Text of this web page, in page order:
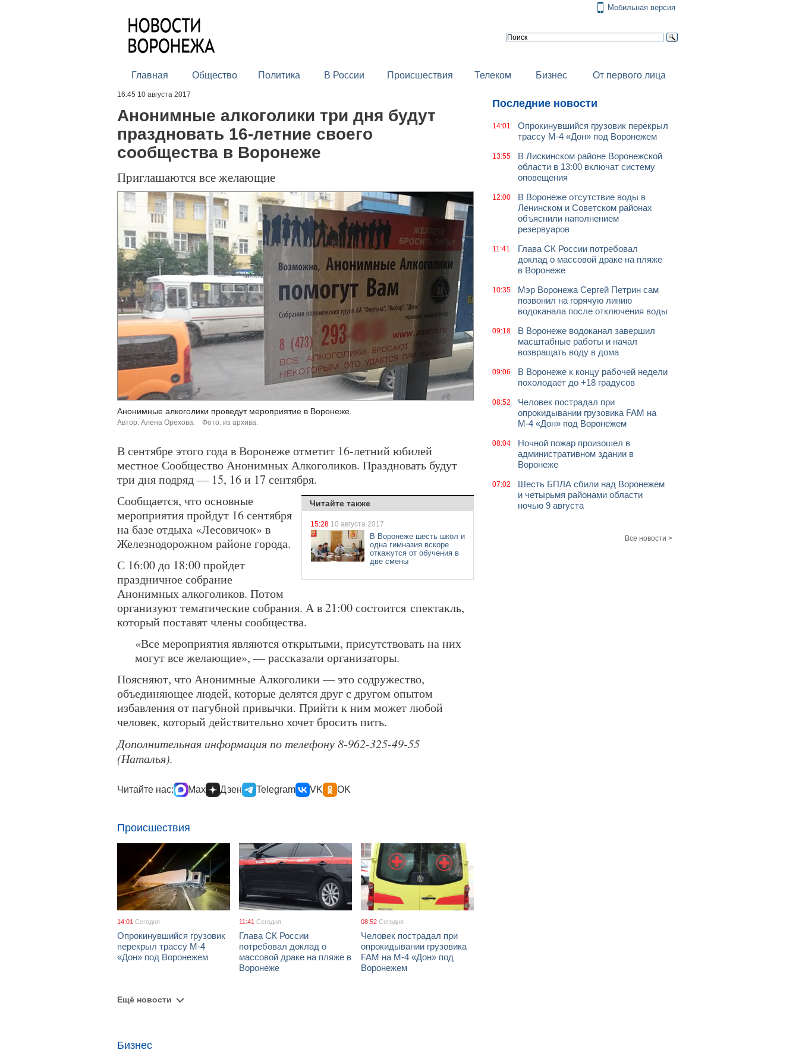
Мобильная версия
Главная Общество Политика В России Происшествия Телеком Бизнес От первого лица
16:45 10 августа 2017
Анонимные алкоголики три дня будут
праздновать 16-летние своего
сообщества в Воронеже
Приглашаются все желающие
Анонимные алкоголики проведут мероприятие в Воронеже.
Автор: Алена Орехова. Фото: из архива.
В сентябре этого года в Воронеже отметит 16-летний юбилей
местное Сообщество Анонимных Алкоголиков. Праздновать будут
три дня подряд — 15, 16 и 17 сентября.
Читайте также
15:28 10 августа 2017
В Воронеже шесть школ и
одна гимназия вскоре
откажутся от обучения в
две смены
Сообщается, что основные
мероприятия пройдут 16 сентября
на базе отдыха «Лесовичок» в
Железнодорожном районе города.
С 16:00 до 18:00 пройдет
праздничное собрание
Анонимных алкоголиков. Потом
организуют тематические собрания. А в 21:00 состоится спектакль,
который поставят члены сообщества.
«Все мероприятия являются открытыми, присутствовать на них
могут все желающие», — рассказали организаторы.
Поясняют, что Анонимные Алкоголики — это содружество,
объединяющее людей, которые делятся друг с другом опытом
избавления от пагубной привычки. Прийти к ним может любой
человек, который действительно хочет бросить пить.
Дополнительная информация по телефону 8-962-325-49-55
(Наталья).
Читайте нас: Max Дзен Telegram VK OK
Происшествия
14:01 Сегодня
Опрокинувшийся грузовик
перекрыл трассу М-4
«Дон» под Воронежем
11:41 Сегодня
Глава СК России
потребовал доклад о
массовой драке на пляже в
Воронеже
08:52 Сегодня
Человек пострадал при
опрокидывании грузовика
FAM на М-4 «Дон» под
Воронежем
Ещё новости
Бизнес
Последние новости
14:01
Опрокинувшийся грузовик перекрыл
трассу М-4 «Дон» под Воронежем
13:55
В Лискинском районе Воронежской
области в 13:00 включат систему
оповещения
12:00
В Воронеже отсутствие воды в
Ленинском и Советском районах
объяснили наполнением
резервуаров
11:41
Глава СК России потребовал
доклад о массовой драке на пляже
в Воронеже
10:35
Мэр Воронежа Сергей Петрин сам
позвонил на горячую линию
водоканала после отключения воды
09:18
В Воронеже водоканал завершил
масштабные работы и начал
возвращать воду в дома
09:06
В Воронеже к концу рабочей недели
похолодает до +18 градусов
08:52
Человек пострадал при
опрокидывании грузовика FAM на
М-4 «Дон» под Воронежем
08:04
Ночной пожар произошел в
административном здании в
Воронеже
07:02
Шесть БПЛА сбили над Воронежем
и четырьмя районами области
ночью 9 августа
Все новости >